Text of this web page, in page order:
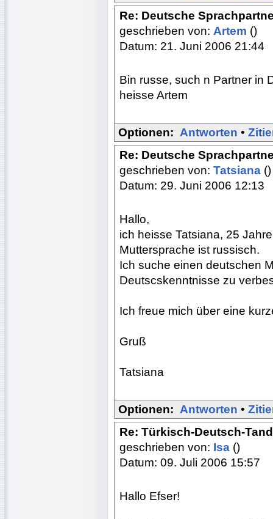
Re: Deutsche
geschrieben von: Artem ()
Datum: 21. Juni 2006 21:44
Bin russe, such n Partner in
heisse Artem
Optionen: Antworten •
Re: Deutsche
geschrieben von: Tatsiana ()
Datum: 29. Juni 2006 12:13
Hallo,
ich heisse Tatsiana, 25
Muttersprache ist russisch.
Ich suche einen deutschen
Deutscskenntnisse zu
Ich freue mich über eine
Gruß
Tatsiana
Optionen: Antworten •
Re: Türkisch-Deutsch-
geschrieben von: Isa ()
Datum: 09. Juli 2006 15:57
Hallo Efser!